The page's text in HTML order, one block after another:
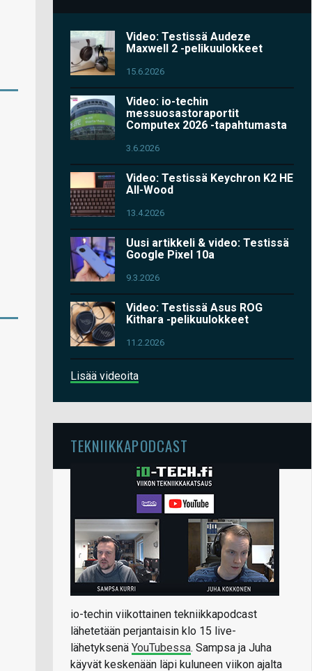
Video: Testissä Audeze
Maxwell 2 -pelikuulokkeet
15.6.2026
Video: io-techin
messuosastoraportit
Computex 2026 -tapahtumasta
3.6.2026
Video: Testissä Keychron K2 HE
All-Wood
13.4.2026
Uusi artikkeli & video: Testissä
Google Pixel 10a
9.3.2026
Video: Testissä Asus ROG
Kithara -pelikuulokkeet
11.2.2026
Lisää videoita
TEKNIIKKAPODCAST
io-techin viikottainen tekniikkapodcast
lähetetään perjantaisin klo 15 live-
lähetyksenä YouTubessa. Sampsa ja Juha
käyvät keskenään läpi kuluneen viikon ajalta